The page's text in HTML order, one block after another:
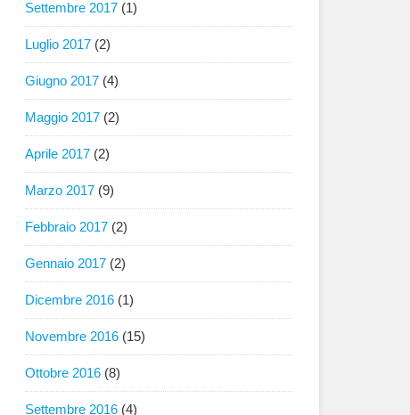
Settembre 2017 (1)
Luglio 2017 (2)
Giugno 2017 (4)
Maggio 2017 (2)
Aprile 2017 (2)
Marzo 2017 (9)
Febbraio 2017 (2)
Gennaio 2017 (2)
Dicembre 2016 (1)
Novembre 2016 (15)
Ottobre 2016 (8)
Settembre 2016 (4)